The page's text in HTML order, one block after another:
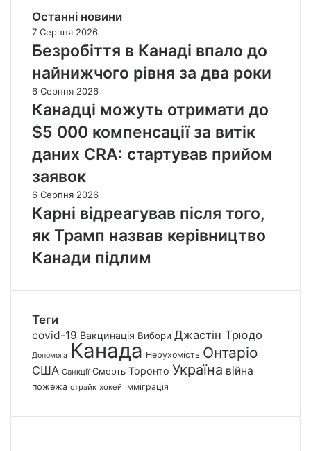
Останні новини
7 Серпня 2026
Безробіття в Канаді впало до
найнижчого рівня за два роки
6 Серпня 2026
Канадці можуть отримати до
$5 000 компенсації за витік
даних CRA: стартував прийом
заявок
6 Серпня 2026
Карні відреагував після того,
як Трамп назвав керівництво
Канади підлим
Теги
covid-19 Вакцинація Вибори Джастін Трюдо
Допомога Канада Нерухомість Онтаріо
США Санкції Смерть Торонто Україна війна
пожежа страйк хокей імміграція